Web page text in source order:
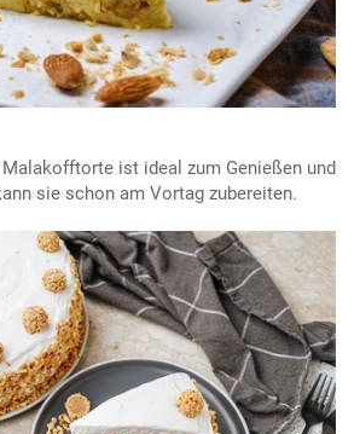
Malakofftorte ist ideal zum Genießen und
sie schon am Vortag zubereiten.